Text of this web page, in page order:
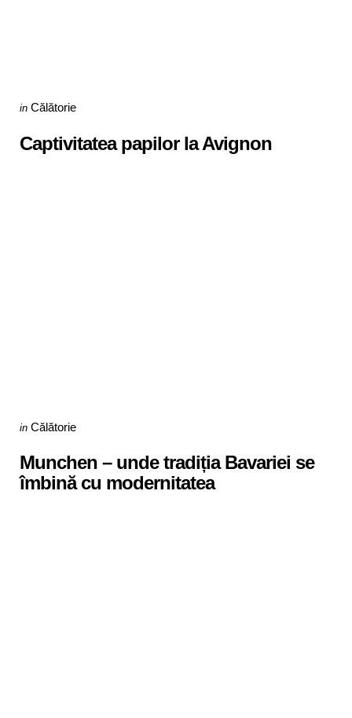
Categories
Posted
in Călătorie
Captivitatea papilor la Avignon
Categories
Posted
in Călătorie
Munchen – unde tradiția Bavariei se
îmbină cu modernitatea